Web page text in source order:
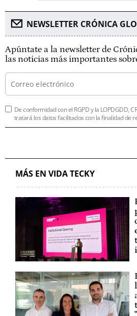
NEWSLETTER CRÓNICA
Apúntate a la newsletter de
las noticias más importantes
De conformidad con el RGPD y la LOPDGDD,
tratará los datos facilitados con la finalidad de
MÁS EN VIDA TECKY